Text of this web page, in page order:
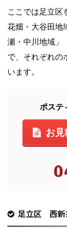
ここでは足立区
花畑・大谷田地
瀬・中川地域」
で、それぞれの
います。
ポステ
お
足立区 西新